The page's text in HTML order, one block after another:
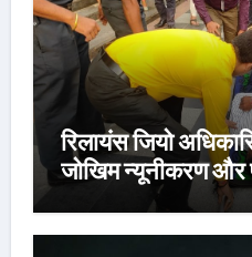
रिलायंस जियो
जोखिम न्यूनीकरण